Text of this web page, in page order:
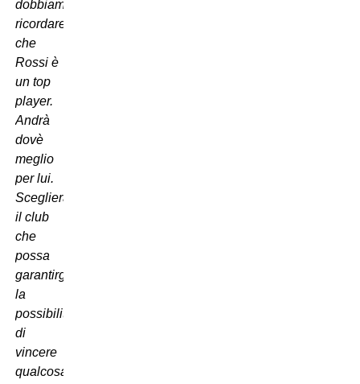
dobbiamo
ricordare
che
Rossi è
un top
player.
Andrà
dovè
meglio
per lui.
Sceglierà
il club
che
possa
garantirgli
la
possibilità
di
vincere
qualcosa